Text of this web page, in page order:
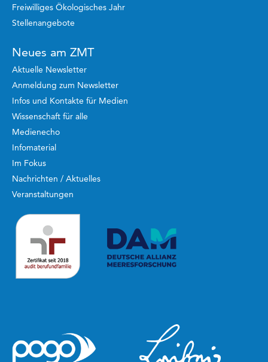
Freiwilliges Ökologisches Jahr
Stellenangebote
Neues am ZMT
Aktuelle Newsletter
Anmeldung zum Newsletter
Infos und Kontakte für Medien
Wissenschaft für alle
Medienecho
Infomaterial
Im Fokus
Nachrichten / Aktuelles
Veranstaltungen